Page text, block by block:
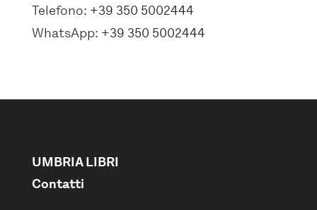
Telefono: +39 350 5002444
WhatsApp: +39 350 5002444
UMBRIA LIBRI
Contatti